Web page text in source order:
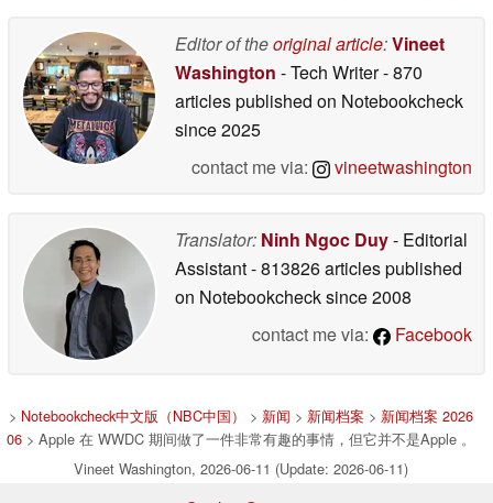
Editor of theoriginal article:Vineet
Washington - Tech Writer- 870
articles published on Notebookcheck
since 2025
contact me via:
vineetwashington
Translator: Ninh Ngoc Duy- Editorial
Assistant- 813826 articles published
on Notebookchecksince 2008
contact me via:
Facebook
> Notebookcheck中文版（NBC中国） > 新闻 > 新闻档案 > 新闻档案 2026
06 > Apple 在 WWDC 期间做了一件非常有趣的事情，但它并不是Apple 。
Vineet Washington, 2026-06-11 (Update: 2026-06-11)